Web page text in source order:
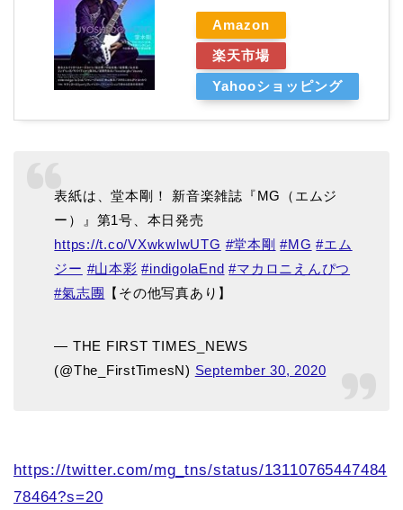
Amazon
楽天市場
Yahooショッピング
表紙は、堂本剛！ 新音楽雑誌『MG（エムジ
ー）』第1号、本日発売
https://t.co/VXwkwlwUTG #堂本剛 #MG #エム
ジー #山本彩 #indigolaEnd #マカロニえんぴつ
#氣志團 【その他写真あり】
— THE FIRST TIMES_NEWS
(@The_FirstTimesN) September 30, 2020
https://twitter.com/mg_tns/status/13110765447484
78464?s=20